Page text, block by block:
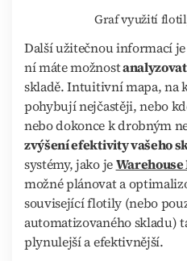
Graf využití
Další užitečnou informací je
ní máte možnost
skladě. Intuitivní mapa, na
pohybují nejčastěji, nebo
nebo dokonce k drobným
zvýšení efektivity vašeho
systémy, jako je
možné plánovat a
související flotily (nebo
automatizovaného skladu)
plynulejší a efektivnější.